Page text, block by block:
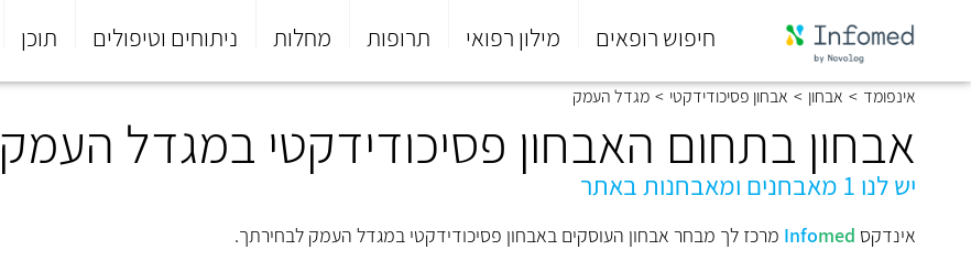
חיפוש רופאים מילון רפואי תרופות מחלות ניתוחים וטיפולים תוכן
סוף
התפריט
אינפומד > אבחון > אבחון פסיכודידקטי > מגדל העמק
אבחון בתחום האבחון פסיכודידקטי במגדל העמק
יש לנו 1 מאבחנים ומאבחנות באתר
אינדקס Infomed מרכז לך מבחר אבחון העוסקים באבחון פסיכודידקטי במגדל העמק לבחירתך.